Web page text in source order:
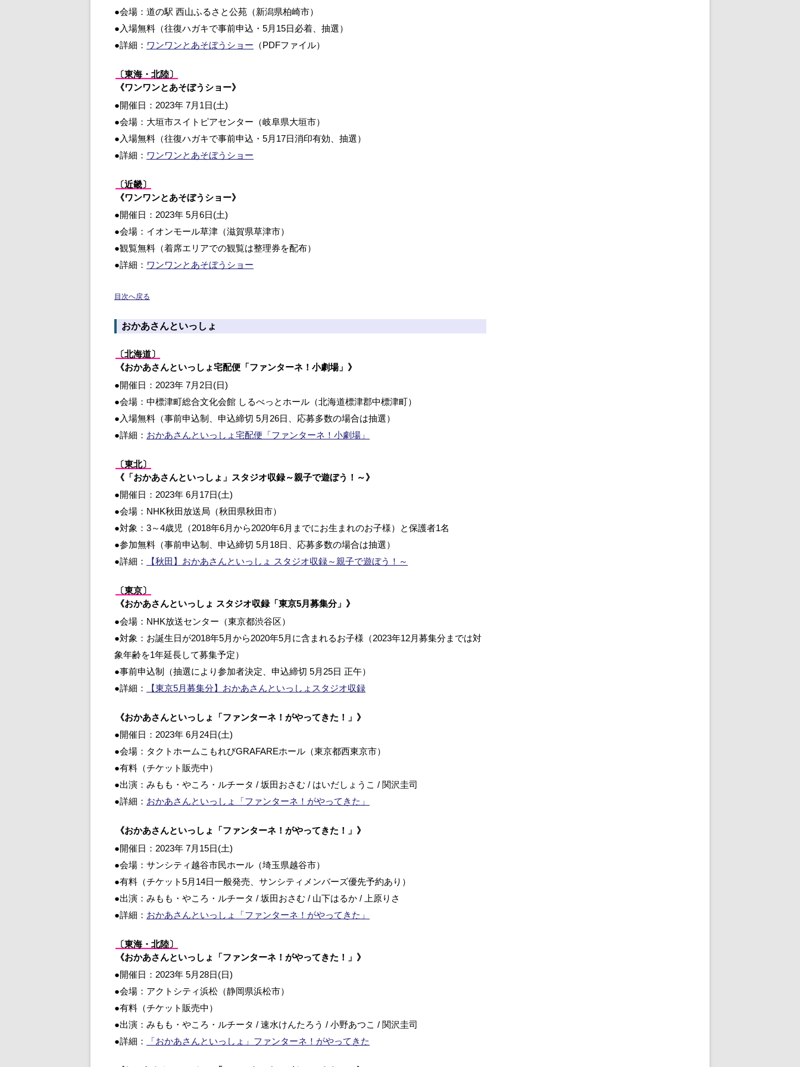
●会場：道の駅 西山ふるさと公苑（新潟県柏崎市）
●入場無料（往復ハガキで事前申込・5月15日必着、抽選）
●詳細： ワンワンとあそぼうショー （PDFファイル）
〔東海・北陸〕
《ワンワンとあそぼうショー》
●開催日：2023年 7月1日(土)
●会場：大垣市スイトピアセンター（岐阜県大垣市）
●入場無料（往復ハガキで事前申込・5月17日消印有効、抽選）
●詳細： ワンワンとあそぼうショー
〔近畿〕
《ワンワンとあそぼうショー》
●開催日：2023年 5月6日(土)
●会場：イオンモール草津（滋賀県草津市）
●観覧無料（着席エリアでの観覧は整理券を配布）
●詳細： ワンワンとあそぼうショー
目次へ戻る
おかあさんといっしょ
〔北海道〕
《おかあさんといっしょ宅配便「ファンターネ！小劇場」》
●開催日：2023年 7月2日(日)
●会場：中標津町総合文化会館 しるべっとホール（北海道標津郡中標津町）
●入場無料（事前申込制、申込締切 5月26日、応募多数の場合は抽選）
●詳細： おかあさんといっしょ宅配便「ファンターネ！小劇場」
〔東北〕
《「おかあさんといっしょ」スタジオ収録～親子で遊ぼう！～》
●開催日：2023年 6月17日(土)
●会場：NHK秋田放送局（秋田県秋田市）
●対象：3～4歳児（2018年6月から2020年6月までにお生まれのお子様）と保護者1名
●参加無料（事前申込制、申込締切 5月18日、応募多数の場合は抽選）
●詳細：
【秋田】おかあさんといっしょ スタジオ収録～親子で遊ぼう！～
〔東京〕
《おかあさんといっしょ スタジオ収録「東京5月募集分」》
●会場：NHK放送センター（東京都渋谷区）
●対象：お誕生日が2018年5月から2020年5月に含まれるお子様（2023年12月募集分までは対
象年齢を1年延長して募集予定）
●事前申込制（抽選により参加者決定、申込締切 5月25日 正午）
●詳細：
【東京5月募集分】おかあさんといっしょスタジオ収録
《おかあさんといっしょ「ファンターネ！がやってきた！」》
●開催日：2023年 6月24日(土)
●会場：タクトホームこもれびGRAFAREホール（東京都西東京市）
●有料（チケット販売中）
●出演：みもも・やころ・ルチータ / 坂田おさむ / はいだしょうこ / 関沢圭司
●詳細： おかあさんといっしょ「ファンターネ！がやってきた」
《おかあさんといっしょ「ファンターネ！がやってきた！」》
●開催日：2023年 7月15日(土)
●会場：サンシティ越谷市民ホール（埼玉県越谷市）
●有料（チケット5月14日一般発売、サンシティメンバーズ優先予約あり）
●出演：みもも・やころ・ルチータ / 坂田おさむ / 山下はるか / 上原りさ
●詳細： おかあさんといっしょ「ファンターネ！がやってきた」
〔東海・北陸〕
《おかあさんといっしょ「ファンターネ！がやってきた！」》
●開催日：2023年 5月28日(日)
●会場：アクトシティ浜松（静岡県浜松市）
●有料（チケット販売中）
●出演：みもも・やころ・ルチータ / 速水けんたろう / 小野あつこ / 関沢圭司
●詳細：
「おかあさんといっしょ」ファンターネ！がやってきた